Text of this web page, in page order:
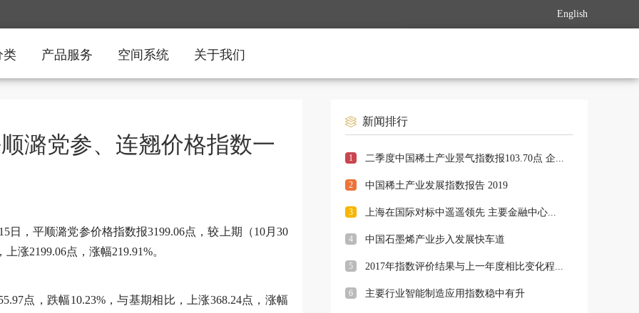
English
类 产品服务 空间系统 关于我们
潞党参、连翘价格指数一
日，平顺潞党参价格指数报3199.06点，较上期（10月30
涨2199.06点，涨幅219.91%。
点，跌幅10.23%，与基期相比，上涨368.24点，涨幅
新闻排行
1 二季度中国稀土产业景气指数报103.70点 企...
2 中国稀土产业发展指数报告 2019
3 上海在国际对标中遥遥领先 主要金融中心...
4 中国石墨烯产业步入发展快车道
5 2017年指数评价结果与上一年度相比变化程...
6 主要行业智能制造应用指数稳中有升